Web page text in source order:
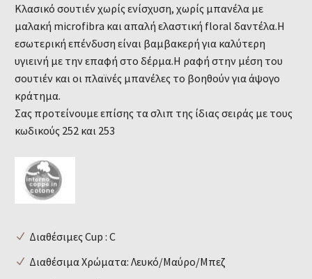
Κλασικό σουτιέν χωρίς ενίσχυση, χωρίς μπανέλα με
μαλακή microfibra και απαλή ελαστική floral δαντέλα.Η
εσωτερική επένδυση είναι βαμβακερή για καλύτερη
υγιεινή με την επαφή στο δέρμα.Η ραφή στην μέση του
σουτιέν και οι πλαϊνές μπανέλες το βοηθούν για άψογο
κράτημα.
Σας προτείνουμε επίσης τα σλιπ της ίδιας σειράς με τους
κωδικούς 252 και 253
Διαθέσιμες Cup : C
Διαθέσιμα Χρώματα: Λευκό/Μαύρο/Μπεζ